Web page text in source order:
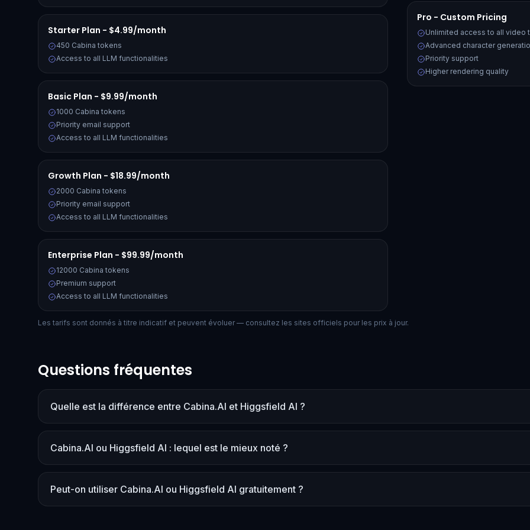
Starter Plan - $4.99/month
450 Cabina tokens
Access to all LLM functionalities
Basic Plan - $9.99/month
1000 Cabina tokens
Priority email support
Access to all LLM functionalities
Growth Plan - $18.99/month
2000 Cabina tokens
Priority email support
Access to all LLM functionalities
Enterprise Plan - $99.99/month
12000 Cabina tokens
Premium support
Access to all LLM functionalities
Pro - Custom Pricing
Unlimited access to all video
Advanced character
Priority support
Higher rendering quality
Les tarifs sont donnés à titre indicatif et peuvent évoluer — consultez les sites officiels pour les prix à jour.
Questions fréquentes
Quelle est la différence entre Cabina.AI et Higgsfield AI ?
Cabina.AI ou Higgsfield AI : lequel est le mieux noté ?
Peut-on utiliser Cabina.AI ou Higgsfield AI gratuitement ?